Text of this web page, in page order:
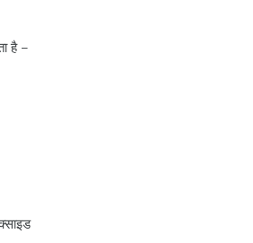
है –